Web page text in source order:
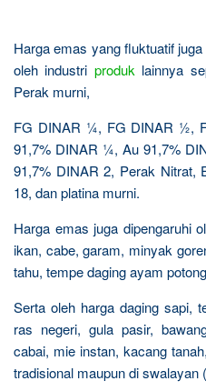
Harga emas yang fluktuatif
oleh industri produk lainnya
Perak murni,
FG DINAR ¼, FG DINAR ½,
91,7% DINAR ¼, Au 91,7%
91,7% DINAR 2, Perak Nitrat,
18, dan platina murni.
Harga emas juga dipengaruhi
ikan, cabe, garam, minyak
tahu, tempe daging ayam
Serta oleh harga daging sapi,
ras negeri, gula pasir,
cabai, mie instan, kacang
tradisional maupun di swalayan